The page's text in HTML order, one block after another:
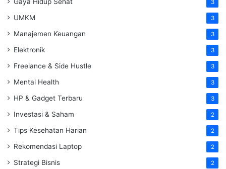
3
UMKM 3
Manajemen Keuangan 3
Elektronik 3
Freelance & Side Hustle 3
Mental Health 3
HP & Gadget Terbaru 3
Investasi & Saham 2
Tips Kesehatan Harian 2
Rekomendasi Laptop 2
Strategi Bisnis 2